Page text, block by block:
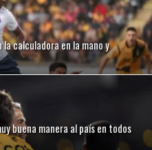
calculadora en la mano y
buena manera al país en todos